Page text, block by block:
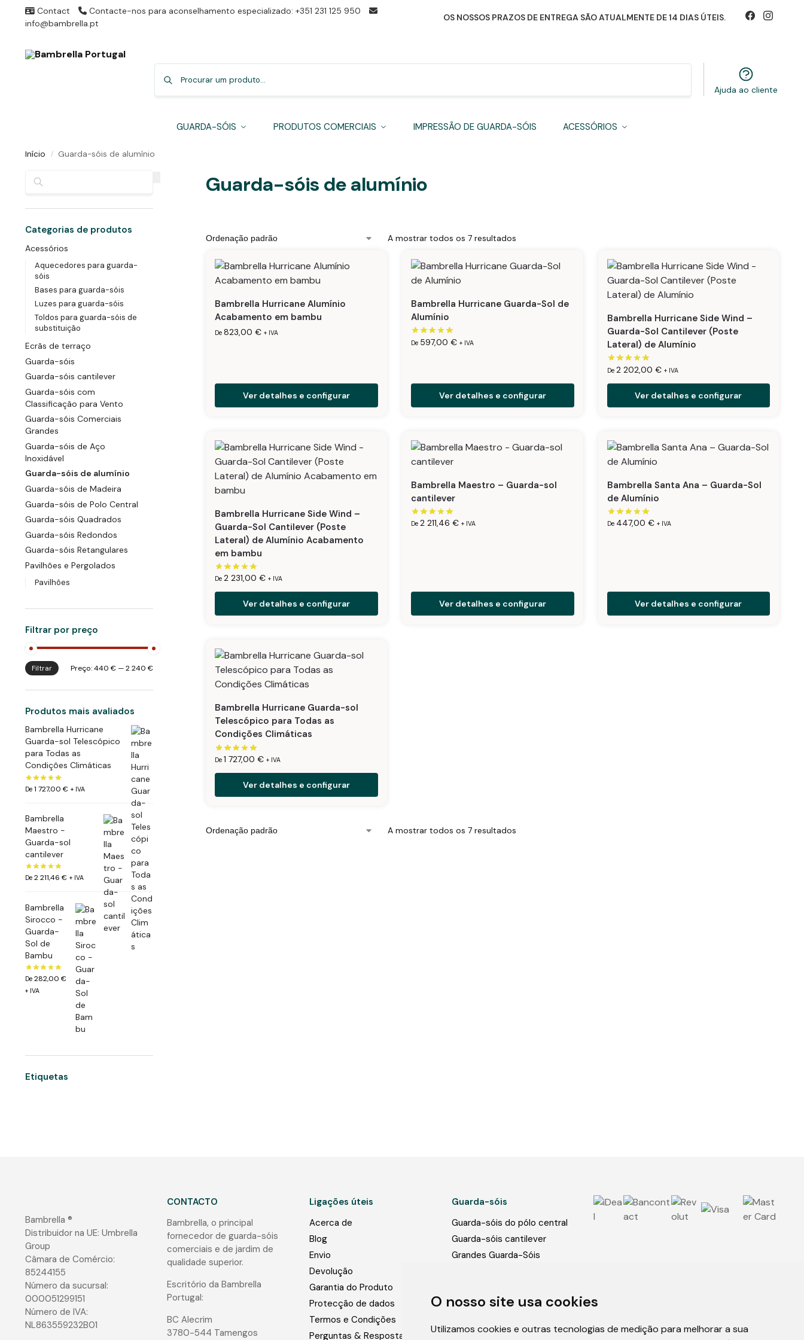
O nosso site usa cookies
Utilizamos cookies e outras tecnologias de medição para melhorar a sua
Contact
Contacte-nos para aconselhamento especializado: +351 231 125 950
info@bambrella.pt
OS NOSSOS PRAZOS DE ENTREGA SÃO ATUALMENTE DE 14 DIAS ÚTEIS.
Ajuda ao cliente
GUARDA-SÓIS PRODUTOS COMERCIAIS IMPRESSÃO DE GUARDA-SÓIS ACESSÓRIOS
Início / Guarda-sóis de alumínio
Guarda-sóis de alumínio
A mostrar todos os 7 resultados
Bambrella Hurricane Alumínio
Acabamento em bambu
De823,00€ + IVA
Ver detalhes e configurar
Bambrella Hurricane Guarda-Sol de
Alumínio
De 597,00 € + IVA
Ver detalhes e configurar
Bambrella Hurricane Side Wind –
Guarda-Sol Cantilever (Poste
Lateral) de Alumínio
De 2 202,00 € + IVA
Ver detalhes e configurar
Bambrella Hurricane Side Wind –
Guarda-Sol Cantilever (Poste
Lateral) de Alumínio Acabamento
em bambu
De2 231,00€ + IVA
Ver detalhes e configurar
Bambrella Maestro – Guarda-sol
cantilever
De 2 211,46 € + IVA
Ver detalhes e configurar
Bambrella Santa Ana – Guarda-Sol
de Alumínio
De 447,00 € + IVA
Ver detalhes e configurar
Bambrella Hurricane Guarda-sol
Telescópico para Todas as
Condições Climáticas
De 1 727,00€ + IVA
Ver detalhes e configurar
A mostrar todos os 7 resultados
Categorias de produtos
Acessórios
Aquecedores para guarda-
sóis
Bases para guarda-sóis
Luzes para guarda-sóis
Toldos para guarda-sóis de
substituição
Ecrãs de terraço
Guarda-sóis
Guarda-sóis cantilever
Guarda-sóis com
Classificação para Vento
Guarda-sóis Comerciais
Grandes
Guarda-sóis de Aço
Inoxidável
Guarda-sóis de alumínio
Guarda-sóis de Madeira
Guarda-sóis de Polo Central
Guarda-sóis Quadrados
Guarda-sóis Redondos
Guarda-sóis Retangulares
Pavilhões e Pergolados
Pavilhões
Filtrar por preço
Filtrar Preço:440 €—2 240 €
Produtos mais avaliados
Bambrella Hurricane
Guarda-sol Telescópico
para Todas as
Condições Climáticas
De 1 727,00 € + IVA
Bambrella
Maestro -
Guarda-sol
cantilever
De 2 211,46 € + IVA
Bambrella
Sirocco -
Guarda-
Sol de
Bambu
De 282,00 €
+ IVA
Etiquetas
Bambrella ®
Distribuidor na UE: Umbrella
Group
Câmara de Comércio:
85244155
Número da sucursal:
000051299151
Número de IVA:
NL863559232B01
CONTACTO
Bambrella, o principal
fornecedor de guarda-sóis
comerciais e de jardim de
qualidade superior.
Escritório da Bambrella
Portugal:
BC Alecrim
3780-544 Tamengos
Ligações úteis
Acerca de
Blog
Envio
Devolução
Garantia do Produto
Protecção de dados
Termos e Condições
Perguntas & Respostas
Guarda-sóis
Guarda-sóis do pólo central
Guarda-sóis cantilever
Grandes Guarda-Sóis
Luzes para guarda-sóis